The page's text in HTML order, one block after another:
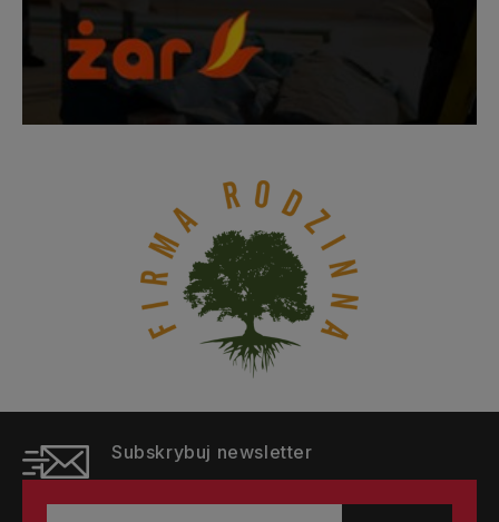
Subskrybuj newsletter